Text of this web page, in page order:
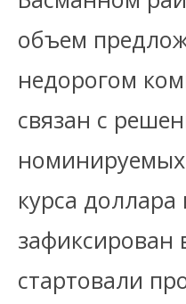
объем
недорогом
связан с
курса
зафиксирован
стартовали